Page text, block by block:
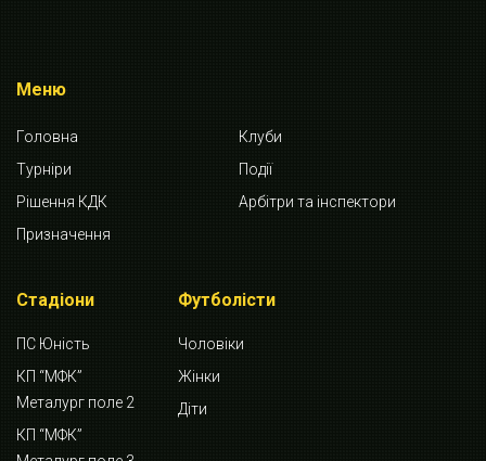
Меню
Головна
Клуби
Турніри
Події
Рішення КДК
Арбітри та інспектори
Призначення
Стадіони
ПС Юність
КП “МФК”
Металург поле 2
КП “МФК”
Футболісти
Чоловіки
Жінки
Діти